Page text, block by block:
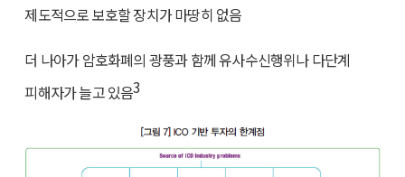
제도적으로 보호할 장치가 마땅히 없음
더 나아가 암호화폐의 광풍과 함께 유사수신행위나 다단계
피해자가 늘고 있음3